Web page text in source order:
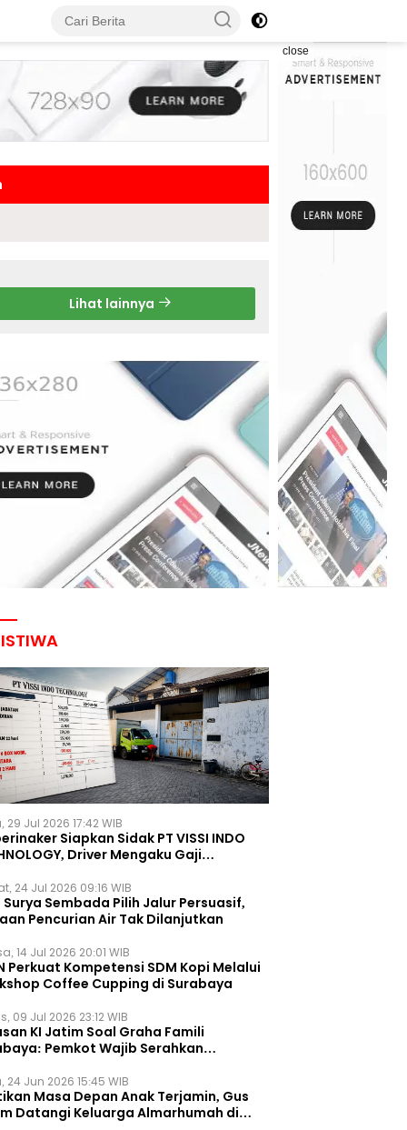
close
Lihat lainnya
29 Jul 2026 17:42 WIB
Siapkan Sidak PT VISSI INDO
Driver Mengaku Gaji
24 Jul 2026 09:16 WIB
Surya Sembada Pilih Jalur Persuasif,
Pencurian Air Tak Dilanjutkan
14 Jul 2026 20:01 WIB
Perkuat Kompetensi SDM Kopi Melalui
Coffee Cupping di Surabaya
09 Jul 2026 23:12 WIB
KI Jatim Soal Graha Famili
Pemkot Wajib Serahkan
24 Jun 2026 15:45 WIB
Masa Depan Anak Terjamin, Gus
Datangi Keluarga Almarhumah di